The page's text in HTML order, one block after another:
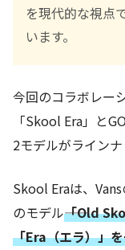
を現代的な視点
います。
今回のコラボレー
「Skool Era」と
2モデルがラインナ
Skool Eraは、
のモデル――「Old
「Era（エラ）」